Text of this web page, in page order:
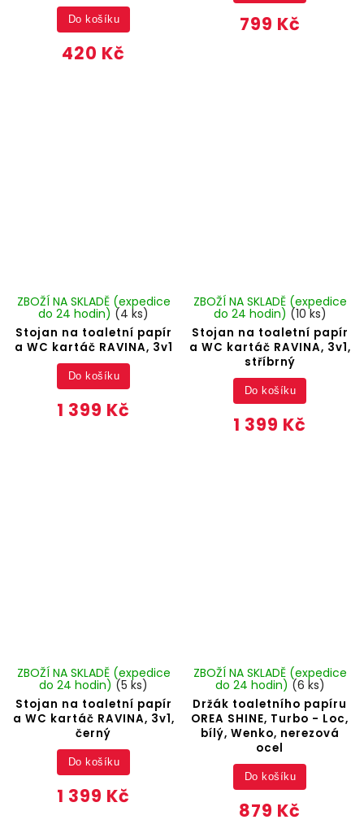
420 Kč
Do košíku 799 Kč
Stojan na toaletní papír
a WC kartáč RAVINA, 3v1
ZBOŽÍ NA SKLADĚ (expedice
do 24 hodin) (4 ks)
1 399 Kč
Do košíku
Stojan na toaletní papír
a WC kartáč RAVINA, 3v1,
stříbrný
ZBOŽÍ NA SKLADĚ (expedice
do 24 hodin) (10 ks)
1 399 Kč
Do košíku
Stojan na toaletní papír
a WC kartáč RAVINA, 3v1,
černý
ZBOŽÍ NA SKLADĚ (expedice
do 24 hodin) (5 ks)
1 399 Kč
Do košíku
Držák toaletního papíru
OREA SHINE, Turbo - Loc,
bílý, Wenko, nerezová
ocel
ZBOŽÍ NA SKLADĚ (expedice
do 24 hodin) (6 ks)
879 Kč
Do košíku